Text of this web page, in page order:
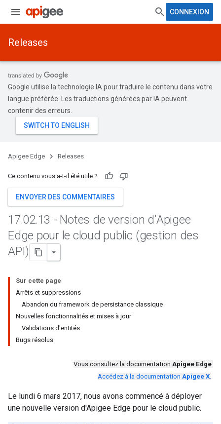
CONNEXION
Releases
Google utilise la technologie IA pour traduire le contenu dans votre
langue préférée. Les traductions générées par IA peuvent
contenir des erreurs.
Apigee Edge Releases
Ce contenu vous a-t-il été utile ?
ENVOYER DES COMMENTAIRES
17.02.13 - Notes de version d'Apigee
Edge pour le cloud public (gestion des
API)
Sur cette page
Arrêts et suppressions
Abandon du framework de persistance classique
Nouvelles fonctionnalités et mises à jour
Validations d'entités
Bugs résolus
Vous consultez la documentation Apigee Edge.
Accédez à la documentation Apigee X.
Le lundi 6 mars 2017, nous avons commencé à déployer
une nouvelle version d'Apigee Edge pour le cloud public.